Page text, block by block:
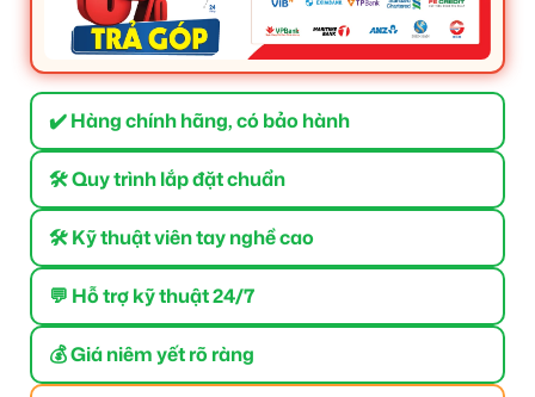
✔️ Hàng chính hãng, có bảo hành
🛠 Quy trình lắp đặt chuẩn
🛠 Kỹ thuật viên tay nghề cao
💬 Hỗ trợ kỹ thuật 24/7
💰 Giá niêm yết rõ ràng